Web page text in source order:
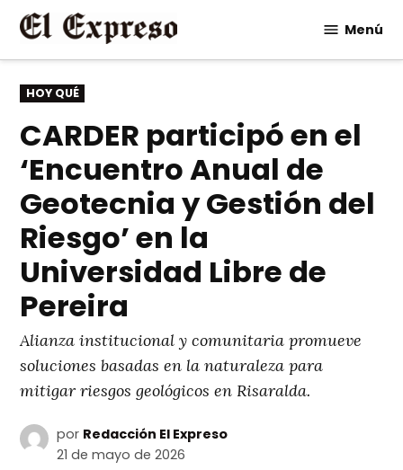
Saltar
contenido
Menú
PUBLICADO
EN
HOY QUÉ
CARDER participó en el
‘Encuentro Anual de
Geotecnia y Gestión del
Riesgo’ en la
Universidad Libre de
Pereira
Alianza institucional y comunitaria promueve
soluciones basadas en la naturaleza para
mitigar riesgos geológicos en Risaralda.
por Redacción El Expreso
21 de mayo de 2026